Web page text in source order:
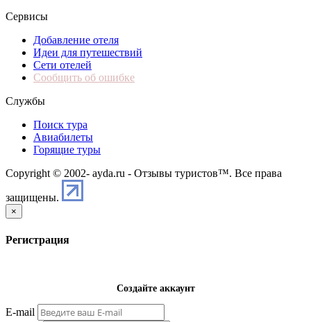
Сервисы
Добавление отеля
Идеи для путешествий
Сети отелей
Сообщить об ошибке
Службы
Поиск тура
Авиабилеты
Горящие туры
Copyright © 2002- ayda.ru - Отзывы туристов™. Все права
защищены.
×
Регистрация
Создайте аккаунт
E-mail